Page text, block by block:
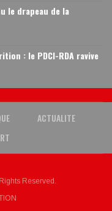
le drapeau de la
: le PDCI-RDA ravive
ACTUALITE
Reserved.